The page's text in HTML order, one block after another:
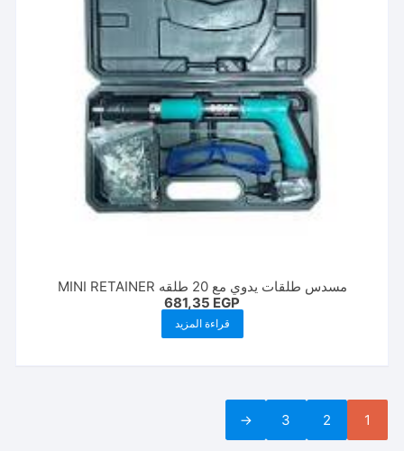
مسدس طلقات يدوي مع 20 طلقه MINI RETAINER
681,35 EGP
قراءة المزيد
1
2
3
←